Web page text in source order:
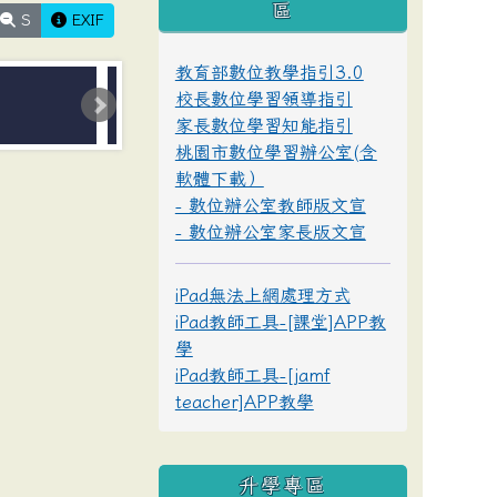
S EXIF
區
教育部數位教學指引3.0
校長數位學習領導指引
家長數位學習知能指引
桃園市數位學習辦公室(含
軟體下載）
- 數位辦公室教師版文宣
- 數位辦公室家長版文宣
iPad無法上網處理方式
iPad教師工具-[課堂]APP教
學
iPad教師工具-[jamf
teacher]APP教學
升學專區